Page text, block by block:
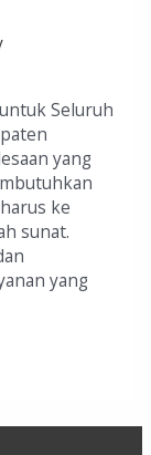
Seluruh
yang
ke
sunat.
yang